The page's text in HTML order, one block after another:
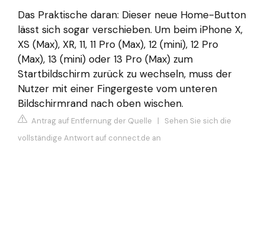
Das Praktische daran: Dieser neue Home-Button
lässt sich sogar verschieben. Um beim iPhone X,
XS (Max), XR, 11, 11 Pro (Max), 12 (mini), 12 Pro
(Max), 13 (mini) oder 13 Pro (Max) zum
Startbildschirm zurück zu wechseln, muss der
Nutzer mit einer Fingergeste vom unteren
Bildschirmrand nach oben wischen.
Antrag auf Entfernung der Quelle | Sehen Sie sich die
vollständige Antwort auf connect.de an